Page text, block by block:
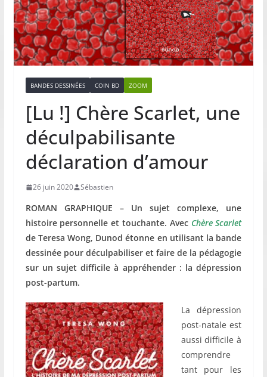
BANDES DESSINÉES COIN BD ZOOM
[Lu !] Chère Scarlet, une
déculpabilisante
déclaration d’amour
26 juin 2020 Sébastien
ROMAN GRAPHIQUE – Un sujet complexe, une
histoire personnelle et touchante. Avec Chère Scarlet
de Teresa Wong, Dunod étonne en utilisant la bande
dessinée pour déculpabiliser et faire de la pédagogie
sur un sujet difficile à appréhender : la dépression
post-partum.
La dépression
post-natale est
aussi difficile à
comprendre
tant pour les